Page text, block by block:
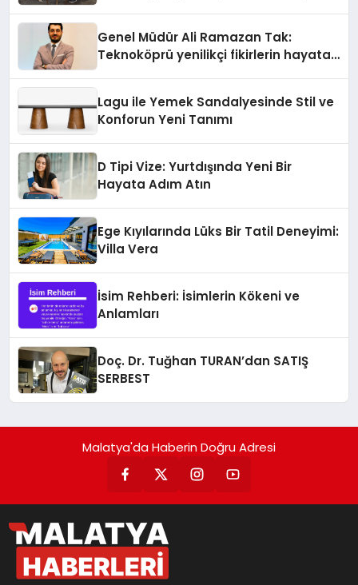
Genel Müdür Ali Ramazan Tak:
Teknoköprü yenilikçi fikirlerin hayata
Lagu ile Yemek Sandalyesinde Stil ve
Konforun Yeni Tanımı
D Tipi Vize: Yurtdışında Yeni Bir
Hayata Adım Atın
Ege Kıyılarında Lüks Bir Tatil Deneyimi:
Villa Vera
İsim Rehberi: İsimlerin Kökeni ve
Anlamları
Doç. Dr. Tuğhan TURAN’dan SATIŞ
SERBEST
Malatya'da Haberin Doğru Adresi